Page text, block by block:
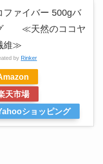
ファイバー 500gバ
≪天然のココヤ
維≫
by Rinker
天市場
ショッピング